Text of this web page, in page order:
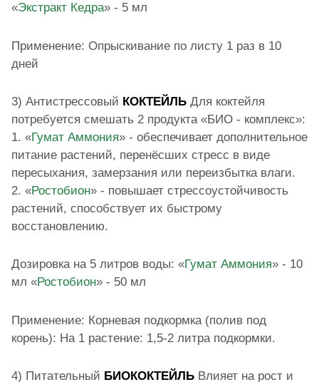
«Экстракт Кедра» - 5 мл
Применение: Опрыскивание по листу 1 раз в 10
дней
3) Антистрессовый КОКТЕЙЛЬ Для коктейля
потребуется смешать 2 продукта «БИО - комплекс»:
1. «Гумат Аммония» - обеспечивает дополнительное
питание растений, перенёсших стресс в виде
пересыхания, замерзания или переизбытка влаги.
2. «Ростобион» - повышает стрессоустойчивость
растений, способствует их быстрому
восстановлению.
Дозировка на 5 литров воды: «Гумат Аммония» - 10
мл «Ростобион» - 50 мл
Применение: Корневая подкормка (полив под
корень): На 1 растение: 1,5-2 литра подкормки.
4) Питательный БИОКОКТЕЙЛЬ Влияет на рост и